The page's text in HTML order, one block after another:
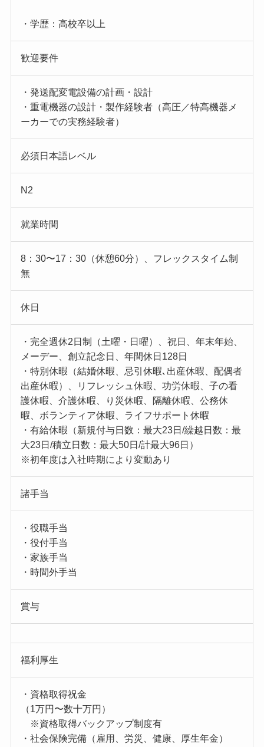
・学歴：高校卒以上
歓迎要件
・発送配変電設備の計画・設計
・重電機器の設計・製作経験者（高圧／特高機器メ
ーカーでの実務経験者）
必須日本語レベル
N2
就業時間
8：30〜17：30（休憩60分）、フレックスタイム制
無
休日
・完全週休2日制（土曜・日曜）、祝日、年末年始、
メーデー、創立記念日、年間休日128日
・特別休暇（結婚休暇、忌引休暇､出産休暇、配偶者
出産休暇）、リフレッシュ休暇、功労休暇、子の看
護休暇、介護休暇、り災休暇、隔離休暇、公務休
暇、ボランティア休暇、ライフサポート休暇
・有給休暇（新規付与日数：最大23日/繰越日数：最
大23日/積立日数：最大50日/計最大96日）
※初年度は入社時期により変動あり
諸手当
・役職手当
・役付手当
・家族手当
・時間外手当
賞与
福利厚生
・資格取得祝金
（1万円〜数十万円）
※資格取得バックアップ制度有
・社会保険完備（雇用、労災、健康、厚生年金）